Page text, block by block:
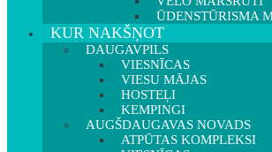
ŪDENSTŪRISMA
KUR NAKŠŅOT
DAUGAVPILS
VIESNĪCAS
VIESU MĀJAS
HOSTEĻI
KEMPINGI
AUGŠDAUGAVAS NOVADS
ATPŪTAS KOMPLEKSI